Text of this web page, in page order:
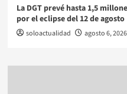
La DGT prevé hasta 1,5
por el eclipse del 12 de agosto
soloactualidad agosto 6, 2026